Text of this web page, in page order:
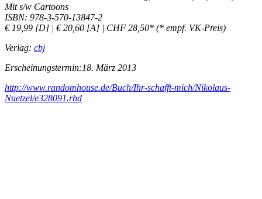
Mit s/w Cartoons
ISBN: 978-3-570-13847-2
€ 19,99 [D] | € 20,60 [A] | CHF 28,50* (* empf. VK-Preis)
Verlag: cbj
Erscheinungstermin:18. März 2013
http://www.randomhouse.de/Buch/Ihr-schafft-mich/Nikolaus-
Nuetzel/e328091.rhd